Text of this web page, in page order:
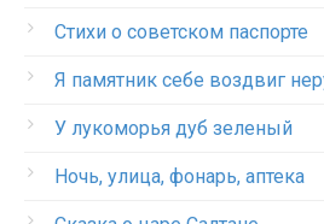
Стихи о советском паспорте
Я памятник себе воздвиг
У лукоморья дуб зеленый
Ночь, улица, фонарь, аптека